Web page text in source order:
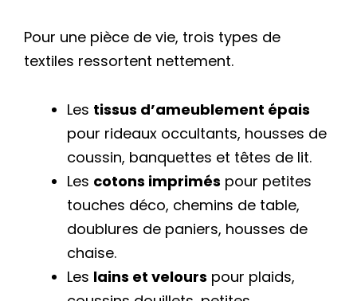
Pour une pièce de vie, trois types de
textiles ressortent nettement.
Les tissus d’ameublement épais
pour rideaux occultants, housses de
coussin, banquettes et têtes de lit.
Les cotons imprimés pour petites
touches déco, chemins de table,
doublures de paniers, housses de
chaise.
Les lains et velours pour plaids,